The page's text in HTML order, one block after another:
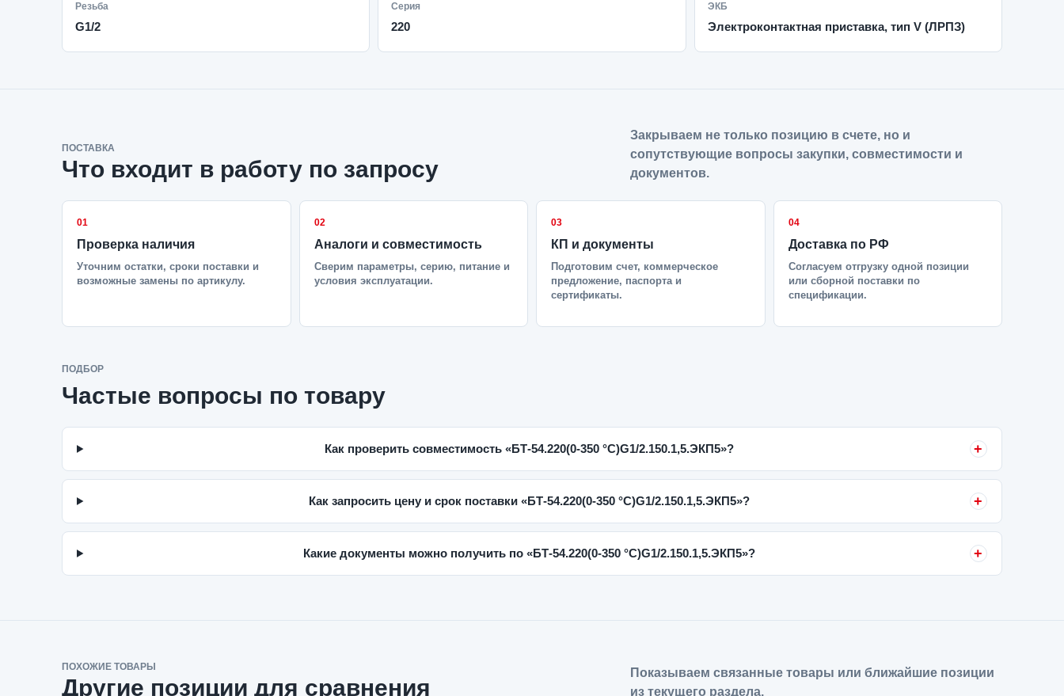
Резьба
G1/2
Серия
220
ЭКБ
Электроконтактная приставка, тип V (ЛРПЗ)
ПОСТАВКА
Что входит в работу по запросу
Закрываем не только позицию в счете, но и
сопутствующие вопросы закупки, совместимости и
документов.
01
Проверка наличия
Уточним остатки, сроки поставки и
возможные замены по артикулу.
02
Аналоги и совместимость
Сверим параметры, серию, питание и
условия эксплуатации.
03
КП и документы
Подготовим счет, коммерческое
предложение, паспорта и
сертификаты.
04
Доставка по РФ
Согласуем отгрузку одной позиции
или сборной поставки по
спецификации.
ПОДБОР
Частые вопросы по товару
Как проверить совместимость «БТ-54.220(0-350 °C)G1/2.150.1,5.ЭКП5»?
Как запросить цену и срок поставки «БТ-54.220(0-350 °C)G1/2.150.1,5.ЭКП5»?
Какие документы можно получить по «БТ-54.220(0-350 °C)G1/2.150.1,5.ЭКП5»?
ПОХОЖИЕ ТОВАРЫ
Другие позиции для сравнения
Показываем связанные товары или ближайшие позиции
из текущего раздела.